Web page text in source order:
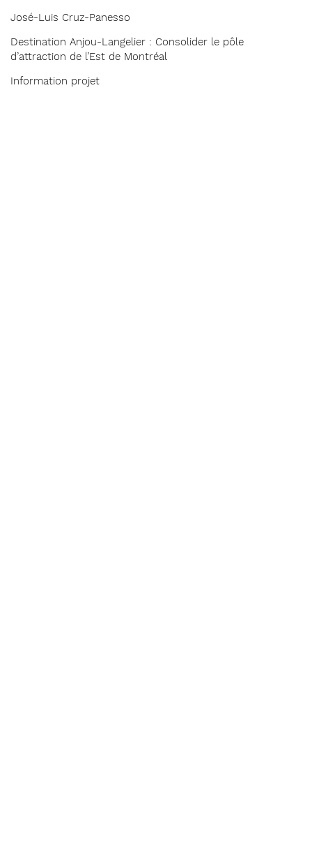
José-Luis Cruz-Panesso
Destination Anjou-Langelier : Consolider le pôle
d’attraction de l’Est de Montréal
Information projet